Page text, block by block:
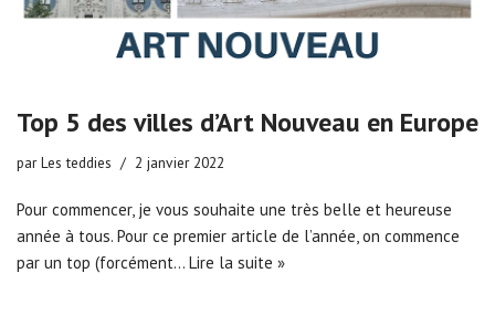
Top 5 des villes d’Art Nouveau en Europe
parLes teddies 2 janvier 2022
Pour commencer, je vous souhaite une très belle et heureuse
année à tous. Pour ce premier article de l’année, on commence
par un top (forcément… Lire la suite »